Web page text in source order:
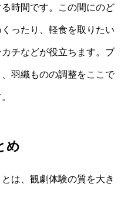
時間です。この間にのど
ったり、軽食を取りたい
チなどが役立ちます。ブ
羽織ものの調整をここで
め
は、観劇体験の質を大き